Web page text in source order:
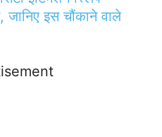
इस चौंकाने वाले